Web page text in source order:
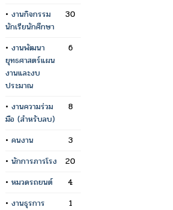
• งานกิจกรรม
นักเรียนักศึกษา
30
• งานพัฒนา
ยุทธศาสตร์แผน
งานและงบ
ประมาณ
6
• งานความร่วม
มือ (สำหรับลบ)
8
• คนงาน
3
• นักการภารโรง
20
• หมวดรถยนต์
4
• งานธุรการ
1